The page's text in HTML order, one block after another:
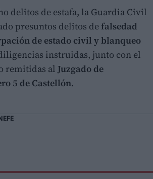
delitos de estafa, la Guardia Civil
presuntos delitos de falsedad
de estado civil y blanqueo
instruidas, junto con el
remitidas alJuzgado de
5 de Castellón.
EFE